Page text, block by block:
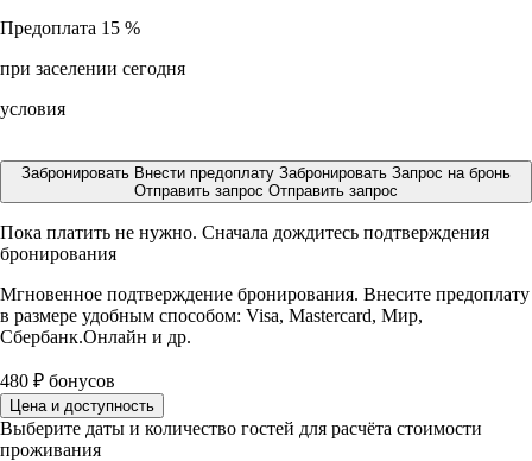
Предоплата 15 %
при заселении сегодня
условия
Забронировать Внести предоплату Забронировать Запрос на бронь
Отправить запрос Отправить запрос
Пока платить не нужно. Сначала дождитесь подтверждения
бронирования
Мгновенное подтверждение бронирования. Внесите предоплату
в размере удобным способом: Visa, Mastercard, Мир,
Сбербанк.Онлайн и др.
480 ₽ бонусов
Цена и доступность
Выберите даты и количество гостей для расчёта стоимости
проживания